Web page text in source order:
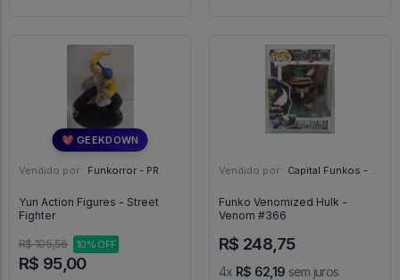
💖 GEEKDOWN
Vendido por: Funkorror - PR
Yun Action Figures - Street
Fighter
R$ 105,56 10% OFF
R$ 95,00
Vendido por: Capital Funkos - DF
Funko Venomized Hulk -
Venom #366
R$ 248,75
4x R$ 62,19 sem juros